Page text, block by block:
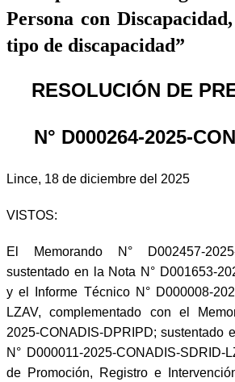
Persona con
tipo de discapacidad”
RESOLUCIÓN DE
N° D000264-2025-
Lince, 18 de diciembre del 2025
VISTOS:
El Memorando N° D002457-2025-
sustentado en la Nota N° D001653-
y el Informe Técnico N° D000008-
LZAV, complementado con el
2025-CONADIS-DPRIPD; sustentado
N° D000011-2025-CONADIS-SDRID-
de Promoción, Registro e